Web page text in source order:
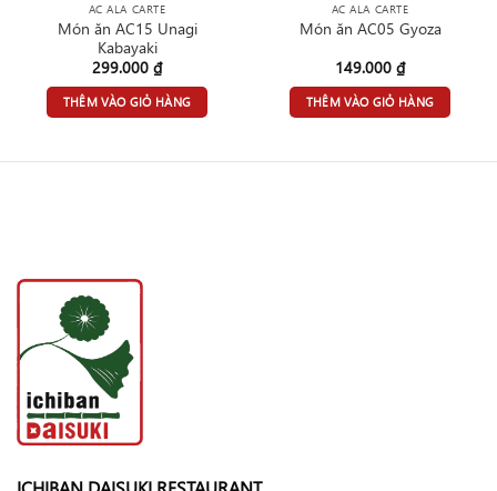
AC ALA CARTE
Món ăn AC15 Unagi
Kabayaki
299.000 ₫
THÊM VÀO GIỎ HÀNG
AC ALA CARTE
Món ăn AC05 Gyoza
149.000 ₫
THÊM VÀO GIỎ HÀNG